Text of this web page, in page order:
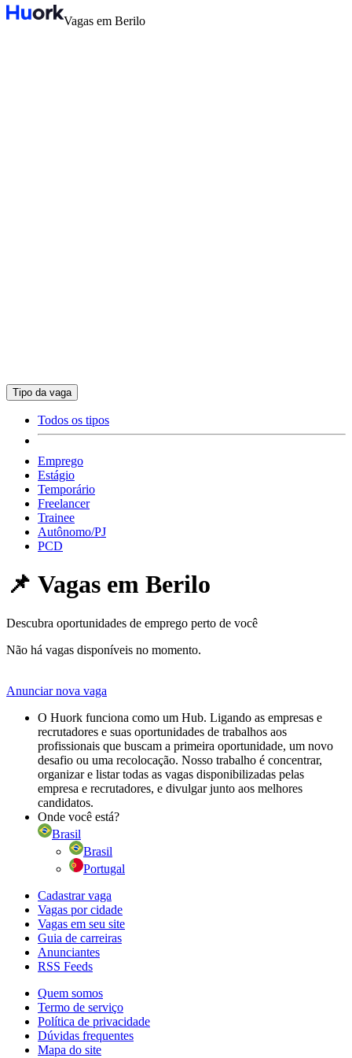
Vagas em Berilo
Tipo da vaga
Todos os tipos
Emprego
Estágio
Temporário
Freelancer
Trainee
Autônomo/PJ
PCD
📌 Vagas em Berilo
Descubra oportunidades de emprego perto de você
Não há vagas disponíveis no momento.
Anunciar nova vaga
O Huork funciona como um Hub. Ligando as empresas e
recrutadores e suas oportunidades de trabalhos aos
profissionais que buscam a primeira oportunidade, um novo
desafio ou uma recolocação. Nosso trabalho é concentrar,
organizar e listar todas as vagas disponibilizadas pelas
empresa e recrutadores, e divulgar junto aos melhores
candidatos.
Onde você está?
Brasil
Brasil
Portugal
Cadastrar vaga
Vagas por cidade
Vagas em seu site
Guia de carreiras
Anunciantes
RSS Feeds
Quem somos
Termo de serviço
Política de privacidade
Dúvidas frequentes
Mapa do site